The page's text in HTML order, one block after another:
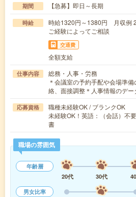
期間 【急募】即日～長期
時給
時給1320円～1380円 月収
ご経験によってご相談
交通費
全額支給
仕事内容
総務・人事・労務
＊会議室の予約手配や会場準
絡、面接調整＊人事情報のデ
応募資格
職種未経験OK / ブランクOK
未経験OK！英語：（会話）不
書
職場の雰囲気
年齢層
20代
30代
男女比率